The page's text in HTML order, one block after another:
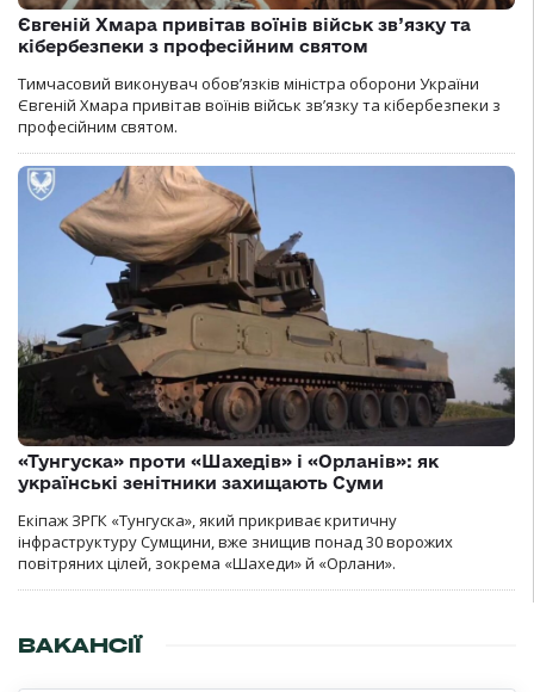
Євгеній Хмара привітав воїнів військ зв’язку та
кібербезпеки з професійним святом
Тимчасовий виконувач обов’язків міністра оборони України
Євгеній Хмара привітав воїнів військ зв’язку та кібербезпеки з
професійним святом.
«Тунгуска» проти «Шахедів» і «Орланів»: як
українські зенітники захищають Суми
Екіпаж ЗРГК «Тунгуска», який прикриває критичну
інфраструктуру Сумщини, вже знищив понад 30 ворожих
повітряних цілей, зокрема «Шахеди» й «Орлани».
ВАКАНСІЇ